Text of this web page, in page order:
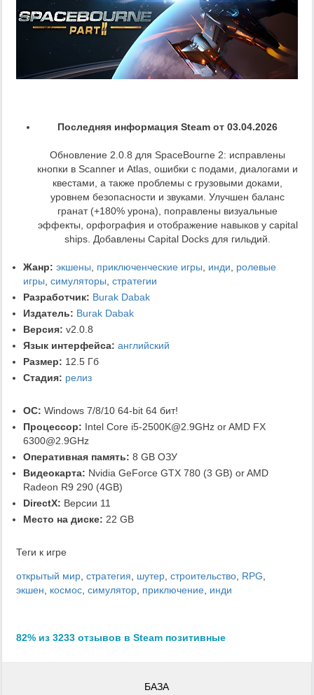
Последняя информация Steam от 03.04.2026
Обновление 2.0.8 для SpaceBourne 2: исправлены
кнопки в Scanner и Atlas, ошибки с подами, диалогами и
квестами, а также проблемы с грузовыми доками,
уровнем безопасности и звуками. Улучшен баланс
гранат (+180% урона), поправлены визуальные
эффекты, орфография и отображение навыков у capital
ships. Добавлены Capital Docks для гильдий.
Жанр: экшены, приключенческие игры, инди, ролевые
игры, симуляторы, стратегии
Разработчик: Burak Dabak
Издатель: Burak Dabak
Версия: v2.0.8
Язык интерфейса: английский
Размер: 12.5 Гб
Стадия: релиз
ОС: Windows 7/8/10 64-bit 64 бит!
Процессор: Intel Core i5-2500K@2.9GHz or AMD FX
6300@2.9GHz
Оперативная память: 8 GB ОЗУ
Видеокарта: Nvidia GeForce GTX 780 (3 GB) or AMD
Radeon R9 290 (4GB)
DirectX: Версии 11
Место на диске: 22 GB
Теги к игре
открытый мир, стратегия, шутер, строительство, RPG,
экшен, космос, симулятор, приключение, инди
82% из 3233 отзывов в Steam позитивные
БАЗА